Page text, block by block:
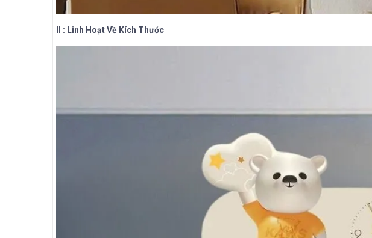
II : Linh Hoạt Về Kích Thước